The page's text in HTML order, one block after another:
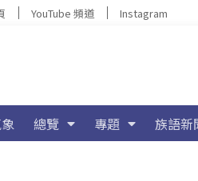
YouTube 頻道 Instagram
總覽 專題 族語新